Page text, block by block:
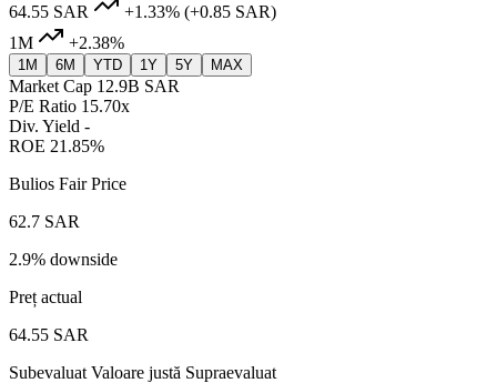
64.55 SAR +1.33% (+0.85 SAR)
1M
+2.38%
1M 6M YTD 1Y 5Y MAX
Market Cap 12.9B SAR
P/E Ratio 15.70x
Div. Yield -
ROE 21.85%
Bulios Fair Price
62.7 SAR
2.9% downside
Preț actual
64.55 SAR
Subevaluat Valoare justă Supraevaluat